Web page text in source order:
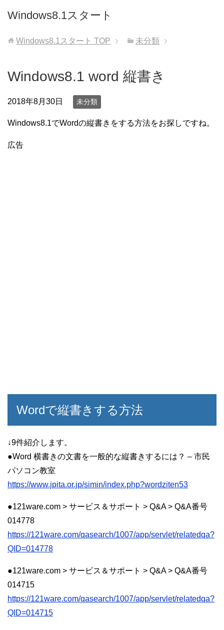
Windows8.1スタート
Windows8.1スタート TOP 未分類
Windows8.1 word 縦書き
2018年8月30日 未分類
Windows8.1でWordの縦書きをする方法をお探しですね。
広告
Wordで縦書きする方法
↓9件紹介します。
●Word 横書きの文書を一般的な縦書きするには？ – 市民
パソコン教室
https://www.jpita.or.jp/simin/index.php?wordziten53
●121ware.com > サービス＆サポート > Q&A > Q&A番号
014778
https://121ware.com/qasearch/1007/app/servlet/relatedqa?
QID=014778
●121ware.com > サービス＆サポート > Q&A > Q&A番号
014715
https://121ware.com/qasearch/1007/app/servlet/relatedqa?
QID=014715